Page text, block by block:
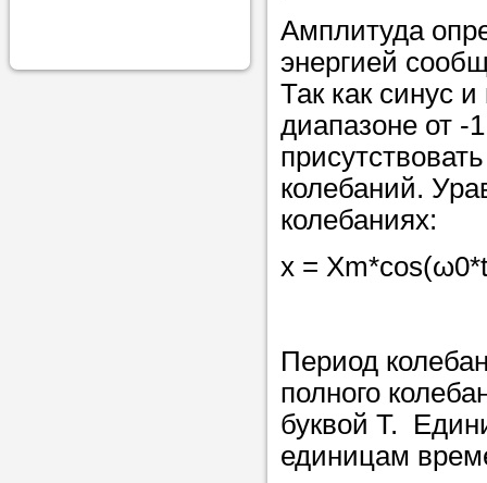
помогут
советам,
репетитора
Совет 1.
нам, и
репетитора,
максимально
ваши
Амплитуда
энергией
Так как синус
диапазоне от -
колебаний.
колебаниях:
x =
Период
полного
буквой Т.
единицам